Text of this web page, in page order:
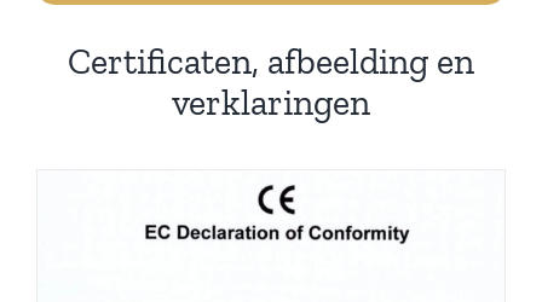
Certificaten, afbeelding en
verklaringen